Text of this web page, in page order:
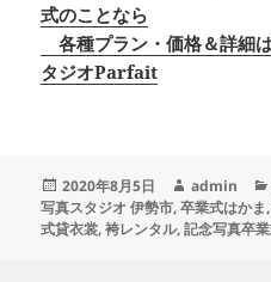
式のことなら
各種プラン・価格＆詳細
タジオParfait
投
稿
日:
2020年8月5日
作
成
者
admin
写真スタジオ 伊勢市,卒業式はかま
式貸衣裳,袴レンタル,記念写真卒